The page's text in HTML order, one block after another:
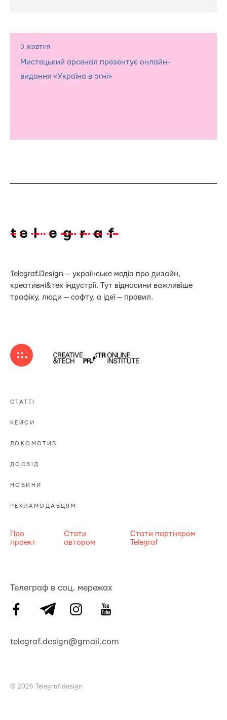
3 жовтня
Мистецький арсенал презентує онлайн-
видання «Україна в огні»
Telegraf.Design — українське медіа про дизайн,
креативні&тех індустрії. Тут відносини важливіше
трафіку, люди — софту, а ідеї — правил.
СТАТТІ
КЕЙСИ
ЛОКОМОТИВ
ДОСВІД
НОВИНИ
РЕКЛАМОДАВЦЯМ
Про
проект
Стати
автором
Стати партнером
Telegraf
Телеграф в соц. мережах
telegraf.design@gmail.com
© 2026 Telegraf.design